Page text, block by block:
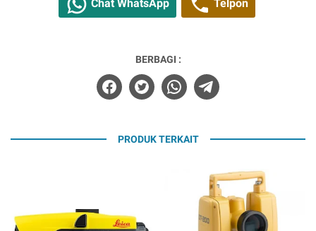
Chat WhatsApp Telpon
BERBAGI :
PRODUK TERKAIT